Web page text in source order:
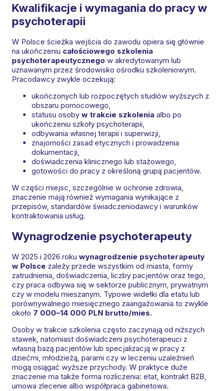
Kwalifikacje i wymagania do pracy w
psychoterapii
W Polsce ścieżka wejścia do zawodu opiera się głównie
na ukończeniu całościowego szkolenia
psychoterapeutycznego w akredytowanym lub
uznawanym przez środowisko ośrodku szkoleniowym.
Pracodawcy zwykle oczekują:
ukończonych lub rozpoczętych studiów wyższych z
obszaru pomocowego,
statusu osoby w trakcie szkolenia albo po
ukończeniu szkoły psychoterapii,
odbywania własnej terapii i superwizji,
znajomości zasad etycznych i prowadzenia
dokumentacji,
doświadczenia klinicznego lub stażowego,
gotowości do pracy z określoną grupą pacjentów.
W części miejsc, szczególnie w ochronie zdrowia,
znaczenie mają również wymagania wynikające z
przepisów, standardów świadczeniodawcy i warunków
kontraktowania usług.
Wynagrodzenie psychoterapeuty
W 2025 i 2026 roku wynagrodzenie psychoterapeuty
w Polsce zależy przede wszystkim od miasta, formy
zatrudnienia, doświadczenia, liczby pacjentów oraz tego,
czy praca odbywa się w sektorze publicznym, prywatnym
czy w modelu mieszanym. Typowe widełki dla etatu lub
porównywalnego miesięcznego zaangażowania to zwykle
około 7 000–14 000 PLN brutto/mies.
Osoby w trakcie szkolenia często zaczynają od niższych
stawek, natomiast doświadczeni psychoterapeuci z
własną bazą pacjentów lub specjalizacją w pracy z
dziećmi, młodzieżą, parami czy w leczeniu uzależnień
mogą osiągać wyższe przychody. W praktyce duże
znaczenie ma także forma rozliczenia: etat, kontrakt B2B,
umowa zlecenie albo współpraca gabinetowa.